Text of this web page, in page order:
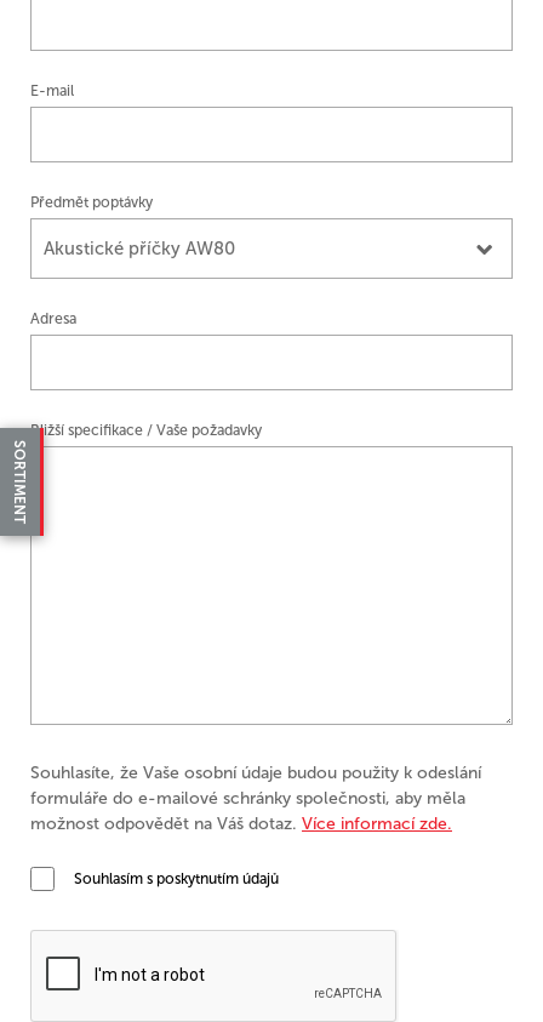
SORTIMENT
E-mail
Předmět poptávky
Akustické příčky AW80
Adresa
Bližší specifikace / Vaše požadavky
Souhlasíte, že Vaše osobní údaje budou použity k odeslání
formuláře do e-mailové schránky společnosti, aby měla
možnost odpovědět na Váš dotaz. Více informací zde.
Souhlasím s poskytnutím údajů